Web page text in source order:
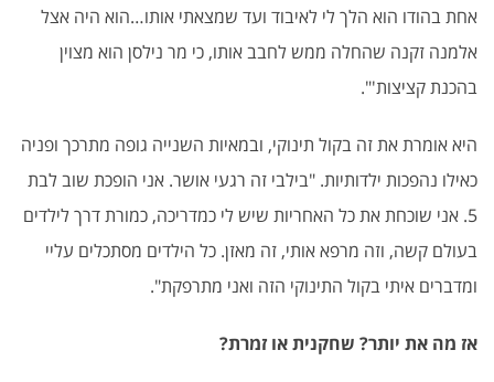
אחת בהודו הוא הלך לי לאיבוד ועד שמצאתי אותו…הוא היה אצל
אלמנה זקנה שהחלה ממש לחבב אותו, כי מר נילסן הוא מצוין
בהכנת קציצות'".
היא אומרת את זה בקול תינוקי, ובמאיות השנייה גופה מתרכך ופניה
כאילו נהפכות ילדותיות. "בילבי זה רגעי אושר. אני הופכת שוב לבת
5. אני שוכחת את כל האחריות שיש לי כמדריכה, כמורת דרך לילדים
בעולם קשה, וזה מרפא אותי, זה מאזן. כל הילדים מסתכלים עליי
ומדברים איתי בקול התינוקי הזה ואני מתרפקת".
אז מה את יותר? שחקנית או זמרת?